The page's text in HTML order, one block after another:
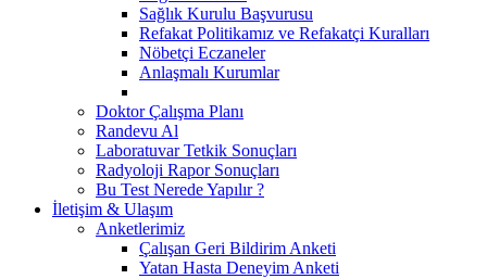
Sağlık Kurulu Başvurusu
Refakat Politikamız ve Refakatçi Kuralları
Nöbetçi Eczaneler
Anlaşmalı Kurumlar
Doktor Çalışma Planı
Randevu Al
Laboratuvar Tetkik Sonuçları
Radyoloji Rapor Sonuçları
Bu Test Nerede Yapılır ?
İletişim & Ulaşım
Anketlerimiz
Çalışan Geri Bildirim Anketi
Yatan Hasta Deneyim Anketi